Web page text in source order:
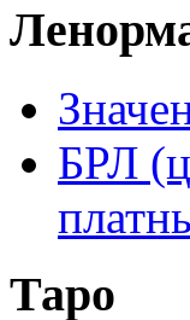
БРЛ
Таро